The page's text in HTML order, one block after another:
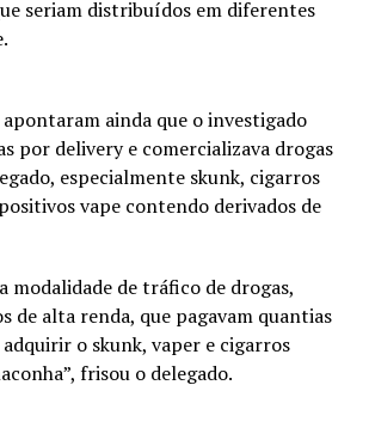
seriam distribuídos em diferentes
ainda que o investigado
por delivery e comercializava drogas
especialmente skunk, cigarros
vape contendo derivados de
modalidade de tráfico de drogas,
de alta renda, que pagavam quantias
o skunk, vaper e cigarros
frisou o delegado.